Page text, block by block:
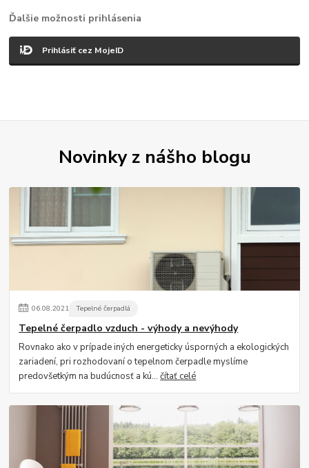
Ďalšie možnosti prihlásenia
Prihlásiť cez MojeID
Novinky z nášho blogu
06.08.2021 Tepelné čerpadlá
Tepelné čerpadlo vzduch - výhody a nevýhody
Rovnako ako v prípade iných energeticky úsporných a ekologických
zariadení, pri rozhodovaní o tepelnom čerpadle myslíme
predovšetkým na budúcnosť a kú...čítať celé